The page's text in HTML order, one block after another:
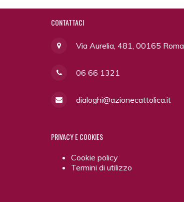
CONTATTACI
Via Aurelia, 481, 00165 Roma
06 66 1321
dialoghi@azionecattolica.it
PRIVACYE COOKIES
Cookie policy
Termini di utilizzo